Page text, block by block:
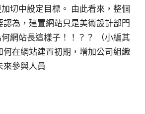
切中設定目標。 由此看來，整個
為，建置網站只是美術設計部門
網站長這樣子！！？？ （小編其
在網站建置初期，增加公司組織
來參與人員